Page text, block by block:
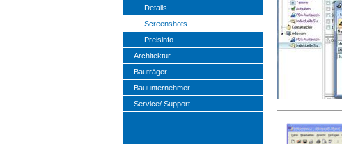
Details
Screenshots
Preisinfo
Architektur
Bauträger
Bauunternehmer
Service/ Support